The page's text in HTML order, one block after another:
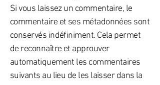
Si vous laissez un commentaire, le
commentaire et ses métadonnées sont
conservés indéfiniment. Cela permet
de reconnaître et approuver
automatiquement les commentaires
suivants au lieu de les laisser dans la